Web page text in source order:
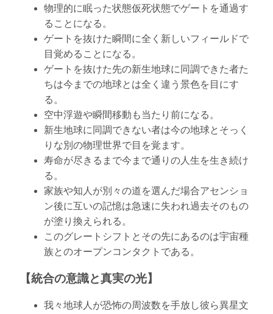
物理的に眠った状態仮死状態でゲートを通過す
ることになる。
ゲートを抜けた瞬間に全く新しいフィールドで
目覚めることになる。
ゲートを抜けた先の新生地球に同調できた者た
ちは今までの地球とは全く違う景色を目にす
る。
空中浮遊や瞬間移動も当たり前になる。
新生地球に同調できない者は今の地球とそっく
りな別の物理世界で目を覚ます。
寿命が尽きるまで今まで通りの人生を生き続け
る。
家族や知人が別々の道を選んだ場合アセンショ
ン後に互いの記憶は急速に失われ過去そのもの
が塗り換えられる。
このグレートシフトとその先にあるのは宇宙種
族とのオープンコンタクトである。
【統合の意識と真実の光】
我々地球人が恐怖の周波数を手放し彼ら異星文